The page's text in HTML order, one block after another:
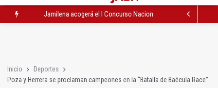
Jamilena acogerá el I Concurso Nacional de Trompa y Piano
Inicio
Deportes
Poza y Herrera se proclaman campeones en la “Batalla de Baécula Race”